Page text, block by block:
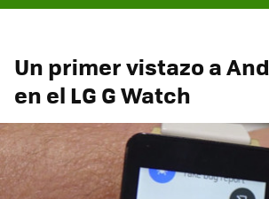
Un primer vistazo a
en el LG G Watch